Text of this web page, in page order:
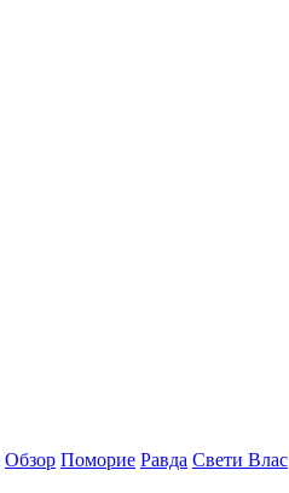
Обзор Поморие Равда Свети Влас